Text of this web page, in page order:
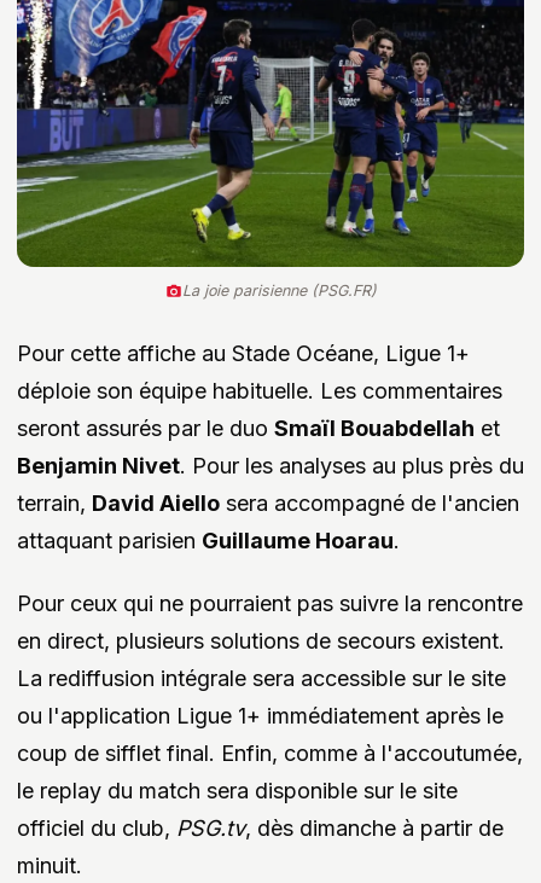
La joie parisienne (PSG.FR)
Pour cette affiche au Stade Océane, Ligue 1+
déploie son équipe habituelle. Les commentaires
seront assurés par le duo Smaïl Bouabdellah et
Benjamin Nivet. Pour les analyses au plus près du
terrain, David Aiello sera accompagné de l'ancien
attaquant parisien Guillaume Hoarau.
Pour ceux qui ne pourraient pas suivre la rencontre
en direct, plusieurs solutions de secours existent.
La rediffusion intégrale sera accessible sur le site
ou l'application Ligue 1+ immédiatement après le
coup de sifflet final. Enfin, comme à l'accoutumée,
le replay du match sera disponible sur le site
officiel du club, PSG.tv, dès dimanche à partir de
minuit.